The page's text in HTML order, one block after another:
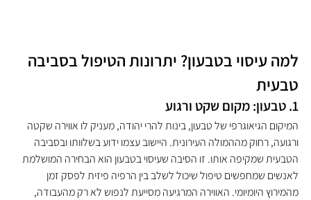
למה עיסוי בטבעון? יתרונות הטיפול בסביבה
טבעית
1. טבעון: מקום שקט ורגוע
המיקום הגיאוגרפי של טבעון, בינות להרי יהודה, מעניק לו אווירה שקטה
ורגועה, רחוק מההמולה העירונית. היישוב עצמו ידוע בשלוותו ובסביבה
הטבעית שמקיפה אותו. זו הסיבה שעיסוי בטבעון הוא הבחירה המושלמת
לאנשים שמחפשים טיפול שיכול לשלב בין הרפיה פיזית לפסק זמן
מהמירוץ היומיומי. האווירה המרגיעה מסייעת לנפוש לא רק מהעבודה,